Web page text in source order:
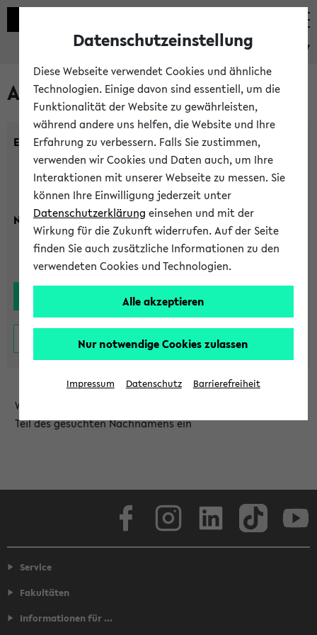
eKVV
Alle Lehrenden
Einrichtung:
Nachname:
Wählen Sie die Einrichtung aus und/oder geben Sie einen
Teil des gesuchten Nachnamens ein
Service
Fakultäten
Informationen für ...
Datenschutzeinstellung
Diese Webseite verwendet Cookies und ähnliche
Technologien. Einige davon sind essentiell, um die
Funktionalität der Website zu gewährleisten,
während andere uns helfen, die Website und Ihre
Erfahrung zu verbessern. Falls Sie zustimmen,
verwenden wir Cookies und Daten auch, um Ihre
Interaktionen mit unserer Webseite zu messen. Sie
können Ihre Einwilligung jederzeit unter
Datenschutzerklärung einsehen und mit der
Wirkung für die Zukunft widerrufen. Auf der Seite
finden Sie auch zusätzliche Informationen zu den
verwendeten Cookies und Technologien.
Alle akzeptieren
Nur notwendige Cookies zulassen
Impressum Datenschutz Barrierefreiheit